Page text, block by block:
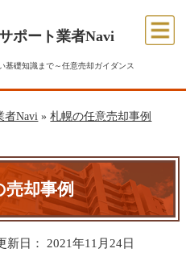
ポート業者Navi
基礎知識まで～任意売却ガイダンス
者Navi »札幌の任意売却事例
売却事例
新日： 2021年11月24日